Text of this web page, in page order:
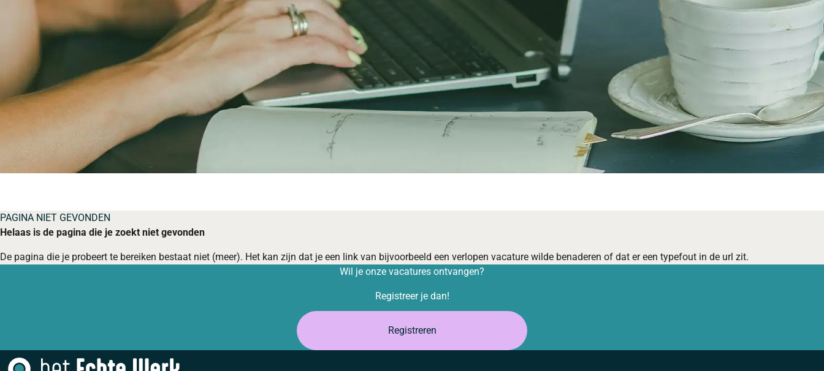
PAGINA NIET GEVONDEN
Helaas is de pagina die je zoekt niet gevonden
De pagina die je probeert te bereiken bestaat niet (meer). Het kan zijn dat je een link van bijvoorbeeld een verlopen vacature wilde benaderen of dat er een typefout in de url zit.
Wil je onze vacatures ontvangen?
Registreer je dan!
Registreren